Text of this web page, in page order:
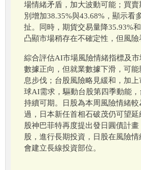
場情緒矛盾，加大波動可能；買
別增加38.35%與43.68%，顯示看
扯。同時，期貨交易量降35.93%
凸顯市場稍存在不確定性，但風險
綜合評估AI市場風險情緒指標及
數據正向，但就業數據下滑，可
息步伐；台股風險略見緩和，加
球AI需求，驅動台股第四季動能
持續可期。日股為本周風險情緒
過，日本新任首相石破茂仍可望延
股神巴菲特再度提出發日圓債計畫
股，進行長期投資，日股在風險
會建立長線投資部位。